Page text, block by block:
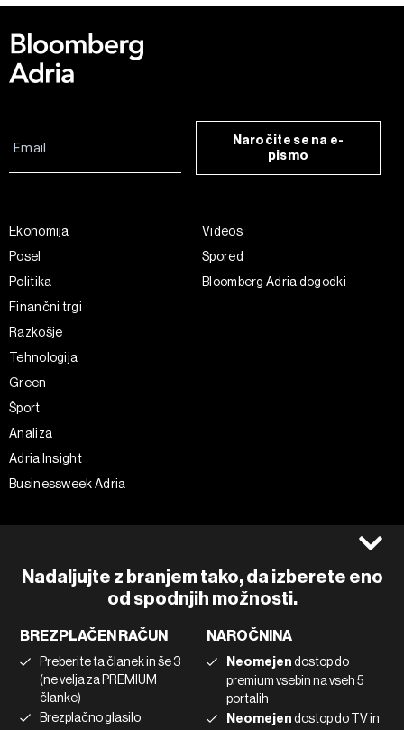
Nadaljujte z branjem tako, da izberete eno
od spodnjih možnosti.
BREZPLAČEN RAČUN
Preberite ta članek in še 3
(ne velja za PREMIUM
članke)
Brezplačno glasilo
NAROČNINA
Neomejendostop do
premium vsebin na vseh 5
portalih
Neomejendostop do TV in
Naročite se na e-
pismo
Ekonomija
Posel
Politika
Finančni trgi
Razkošje
Tehnologija
Green
Šport
Analiza
Adria Insight
Businessweek Adria
Videos
Spored
Bloomberg Adria dogodki
Piškotki
Marketing
Uporaba umetne inteligence
Instagram
Linkedin
Tiktok